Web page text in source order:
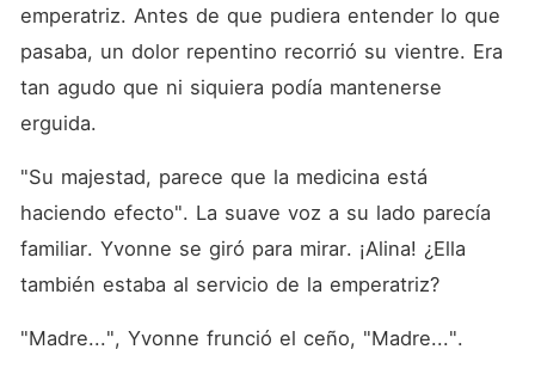
emperatriz. Antes de que pudiera entender lo que
pasaba, un dolor repentino recorrió su vientre. Era
tan agudo que ni siquiera podía mantenerse
erguida.
"Su majestad, parece que la medicina está
haciendo efecto". La suave voz a su lado parecía
familiar. Yvonne se giró para mirar. ¡Alina! ¿Ella
también estaba al servicio de la emperatriz?
"Madre...", Yvonne frunció el ceño, "Madre...".